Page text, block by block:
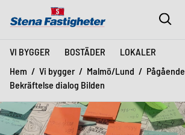
VI BYGGER BOSTÄDER LOKALER
Hem Vi bygger Malmö/Lund
Bekräftelse dialog Bilden